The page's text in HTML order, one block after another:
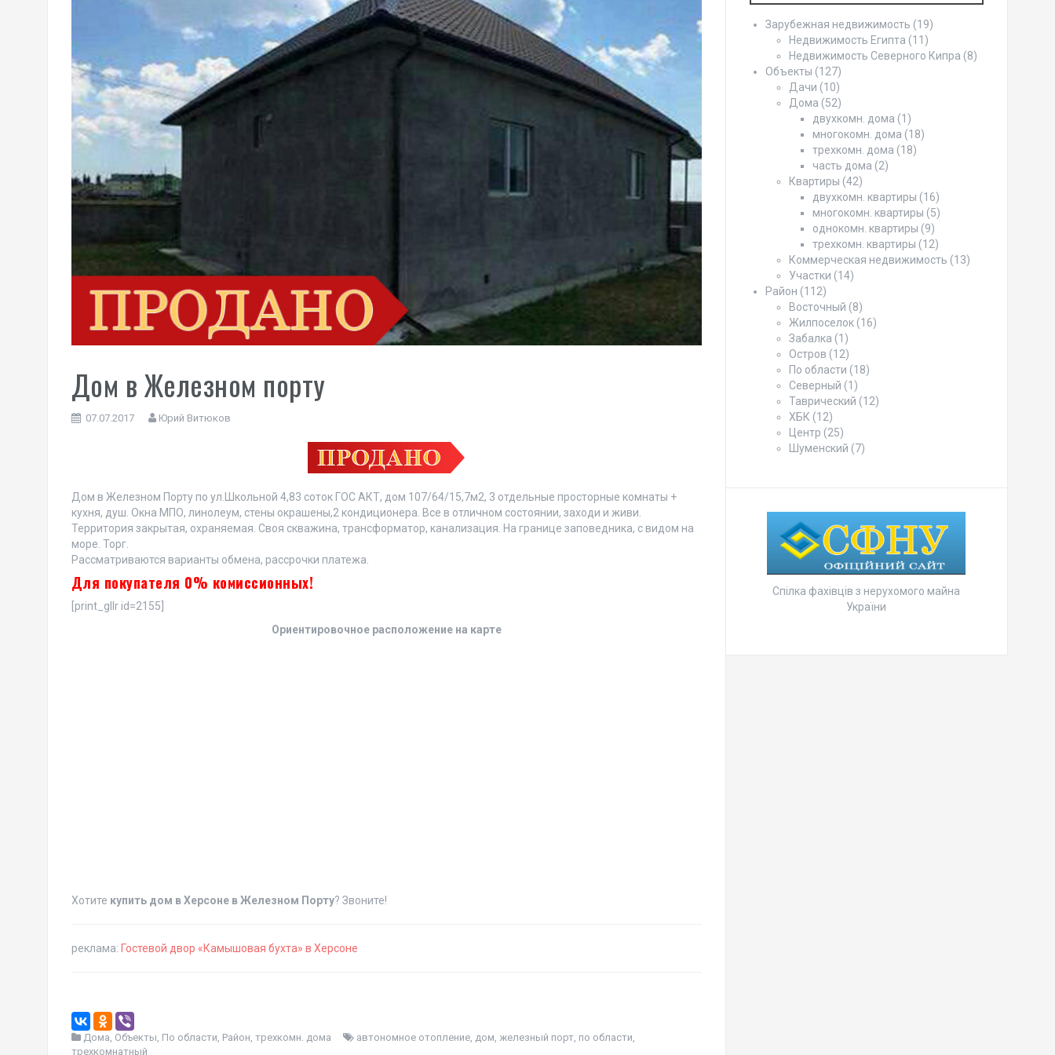
Дом в Железном порту
07.07.2017 Юрий Витюков
Дом в Железном Порту по ул.Школьной 4,83 соток ГОС АКТ, дом 107/64/15,7м2, 3 отдельные просторные комнаты +
кухня, душ. Окна МПО, линолеум, стены окрашены,2 кондиционера. Все в отличном состоянии, заходи и живи.
Территория закрытая, охраняемая. Своя скважина, трансформатор, канализация. На границе заповедника, с видом на
море. Торг.
Рассматриваются варианты обмена, рассрочки платежа.
Для покупателя 0% комиссионных!
[print_gllr id=2155]
Ориентировочное расположение на карте
Хотите купить дом в Херсоне в Железном Порту? Звоните!
реклама: Гостевой двор «Камышовая бухта» в Херсоне
Дома, Объекты, По области, Район, трехкомн. дома автономное отопление, дом, железный порт, по области,
трехкомнатный
Зарубежная недвижимость (19)
Недвижимость Египта (11)
Недвижимость Северного Кипра (8)
Объекты (127)
Дачи (10)
Дома (52)
двухкомн. дома (1)
многокомн. дома (18)
трехкомн. дома (18)
часть дома (2)
Квартиры (42)
двухкомн. квартиры (16)
многокомн. квартиры (5)
однокомн. квартиры (9)
трехкомн. квартиры (12)
Коммерческая недвижимость (13)
Участки (14)
Район (112)
Восточный (8)
Жилпоселок(16)
Забалка (1)
Остров (12)
По области (18)
Северный (1)
Таврический (12)
ХБК (12)
Центр (25)
Шуменский (7)
Спілка фахівців з нерухомого майна
України